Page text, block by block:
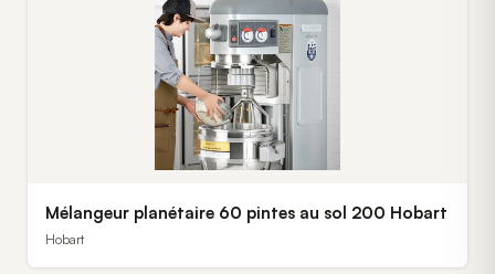
Mélangeur planétaire 60 pintes au sol 200 Hobart
Hobart